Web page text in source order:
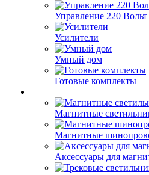
Управление 220 Вольт
Усилители
Умный дом
Готовые комплекты
Магнитные
Магнитные
Аксессуары для